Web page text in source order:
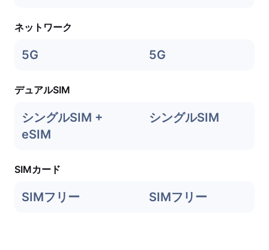
ネットワーク
5G 5G
デュアルSIM
シングルSIM +
eSIM
シングルSIM
SIMカード
SIMフリー SIMフリー